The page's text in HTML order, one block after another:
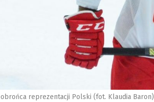
reprezentacji Polski (fot. Klaudia Baron)